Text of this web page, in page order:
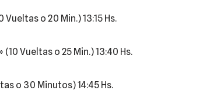
Vueltas o 20 Min.) 13:15 Hs.
(10 Vueltas o 25 Min.) 13:40 Hs.
o 30 Minutos) 14:45 Hs.